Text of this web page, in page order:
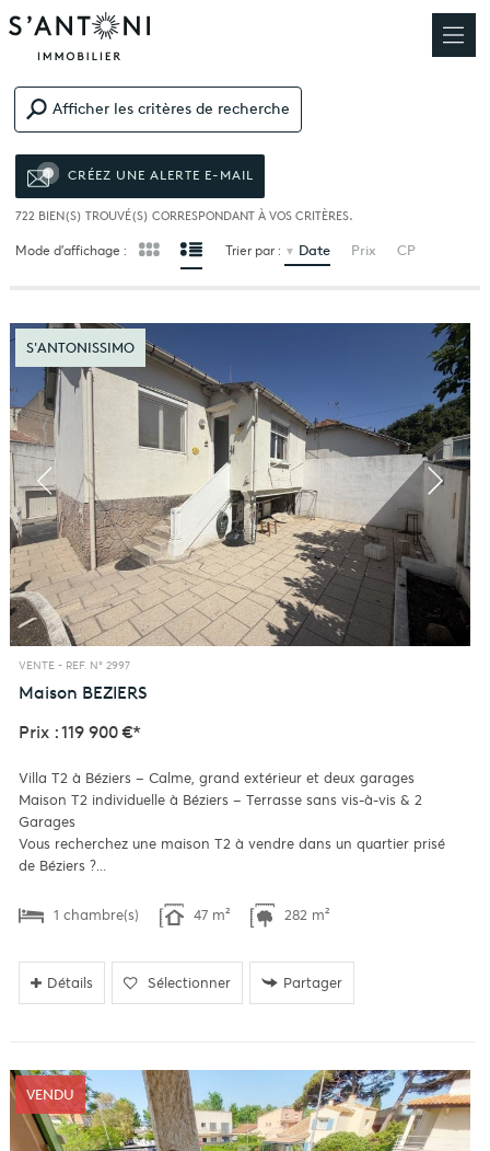
Afficher les critères de recherche
CRÉEZ UNE ALERTE E-MAIL
722 BIEN(S) TROUVÉ(S) CORRESPONDANT À VOS CRITÈRES.
Mode d’affichage : Trier par : Date Prix CP
S'ANTONISSIMO
VENTE - REF. N° 2997
Maison BEZIERS
Prix : 119 900 €*
Villa T2 à Béziers – Calme, grand extérieur et deux garages
Maison T2 individuelle à Béziers – Terrasse sans vis-à-vis & 2
Garages
Vous recherchez une maison T2 à vendre dans un quartier prisé
de Béziers ?...
1 chambre(s) 47 m² 282 m²
Détails Sélectionner Partager
VENDU